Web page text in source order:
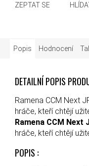
ZEPTAT SE
Popis Hodnocení
DETAILNÍ POPIS
Ramena CCM Next
hráče, kteří chtějí
Ramena CCM Next
hráče, kteří chtějí
POPIS :